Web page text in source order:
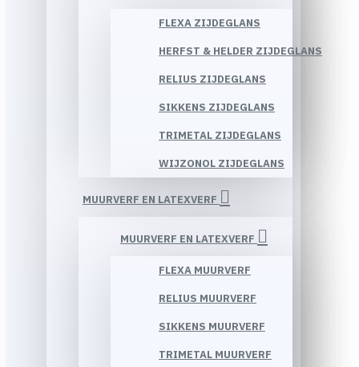
FLEXA ZIJDEGLANS
HERFST & HELDER ZIJDEGLANS
RELIUS ZIJDEGLANS
SIKKENS ZIJDEGLANS
TRIMETAL ZIJDEGLANS
WIJZONOL ZIJDEGLANS
MUURVERF EN LATEXVERF
MUURVERF EN LATEXVERF
FLEXA MUURVERF
RELIUS MUURVERF
SIKKENS MUURVERF
TRIMETAL MUURVERF